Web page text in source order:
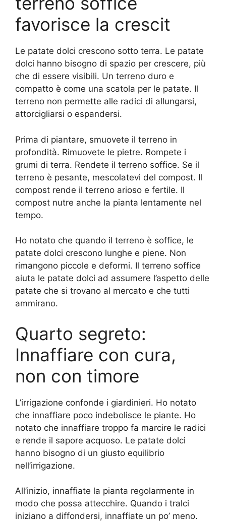
favorisce la crescit
Le patate dolci crescono sotto terra. Le patate
dolci hanno bisogno di spazio per crescere, più
che di essere visibili. Un terreno duro e
compatto è come una scatola per le patate. Il
terreno non permette alle radici di allungarsi,
attorcigliarsi o espandersi.
Prima di piantare, smuovete il terreno in
profondità. Rimuovete le pietre. Rompete i
grumi di terra. Rendete il terreno soffice. Se il
terreno è pesante, mescolatevi del compost. Il
compost rende il terreno arioso e fertile. Il
compost nutre anche la pianta lentamente nel
tempo.
Ho notato che quando il terreno è soffice, le
patate dolci crescono lunghe e piene. Non
rimangono piccole e deformi. Il terreno soffice
aiuta le patate dolci ad assumere l’aspetto delle
patate che si trovano al mercato e che tutti
ammirano.
Quarto segreto:
Innaffiare con cura,
non con timore
L’irrigazione confonde i giardinieri. Ho notato
che innaffiare poco indebolisce le piante. Ho
notato che innaffiare troppo fa marcire le radici
e rende il sapore acquoso. Le patate dolci
hanno bisogno di un giusto equilibrio
nell’irrigazione.
All’inizio, innaffiate la pianta regolarmente in
modo che possa attecchire. Quando i tralci
iniziano a diffondersi, innaffiate un po’ meno.